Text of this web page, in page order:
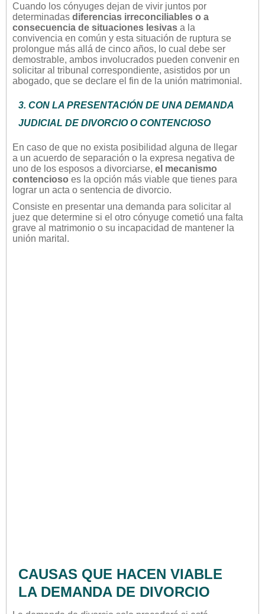
Cuando los cónyuges dejan de vivir juntos por
determinadas diferencias irreconciliables o a
consecuencia de situaciones lesivas a la
convivencia en común y esta situación de ruptura se
prolongue más allá de cinco años, lo cual debe ser
demostrable, ambos involucrados pueden convenir en
solicitar al tribunal correspondiente, asistidos por un
abogado, que se declare el fin de la unión matrimonial.
3. CON LA PRESENTACIÓN DE UNA DEMANDA
JUDICIAL DE DIVORCIO O CONTENCIOSO
En caso de que no exista posibilidad alguna de llegar
a un acuerdo de separación o la expresa negativa de
uno de los esposos a divorciarse, el mecanismo
contencioso es la opción más viable que tienes para
lograr un acta o sentencia de divorcio.
Consiste en presentar una demanda para solicitar al
juez que determine si el otro cónyuge cometió una falta
grave al matrimonio o su incapacidad de mantener la
unión marital.
CAUSAS QUE HACEN VIABLE
LA DEMANDA DE DIVORCIO